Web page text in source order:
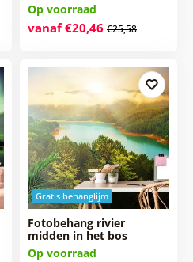
Op voorraad
vanaf €20,46 €25,58
Gratis behanglijm
Fotobehang rivier
midden in het bos
Op voorraad